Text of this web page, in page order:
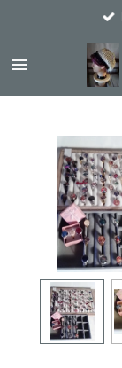
springen